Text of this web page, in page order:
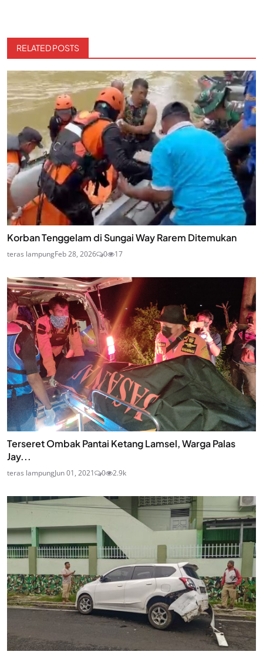
RELATED POSTS
Korban Tenggelam di Sungai Way Rarem Ditemukan
teras lampungFeb 28, 2026 0 17
Terseret Ombak Pantai Ketang Lamsel, Warga Palas
Jay...
teras lampungJun 01, 2021 0 2.9k